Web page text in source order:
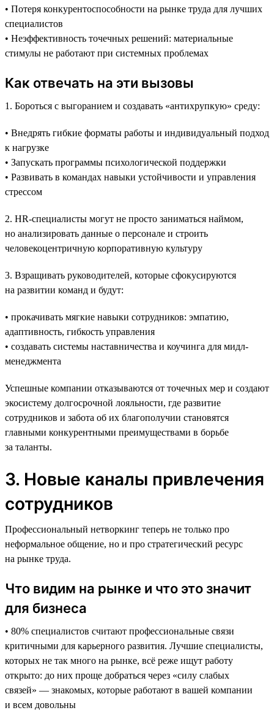
• Потеря конкурентоспособности на рынке труда для лучших
специалистов
• Неэффективность точечных решений: материальные
стимулы не работают при системных проблемах
Как отвечать на эти вызовы
1. Бороться с выгоранием и создавать «антихрупкую» среду:
• Внедрять гибкие форматы работы и индивидуальный подход
к нагрузке
• Запускать программы психологической поддержки
• Развивать в командах навыки устойчивости и управления
стрессом
2. HR-специалисты могут не просто заниматься наймом,
но анализировать данные о персонале и строить
человекоцентричную корпоративную культуру
3. Взращивать руководителей, которые сфокусируются
на развитии команд и будут:
• прокачивать мягкие навыки сотрудников: эмпатию,
адаптивность, гибкость управления
• создавать системы наставничества и коучинга для мидл-
менеджмента
Успешные компании отказываются от точечных мер и создают
экосистему долгосрочной лояльности, где развитие
сотрудников и забота об их благополучии становятся
главными конкурентными преимуществами в борьбе
за таланты.
3. Новые каналы привлечения
сотрудников
Профессиональный нетворкинг теперь не только про
неформальное общение, но и про стратегический ресурс
на рынке труда.
Что видим на рынке и что это значит
для бизнеса
• 80% специалистов считают профессиональные связи
критичными для карьерного развития. Лучшие специалисты,
которых не так много на рынке, всё реже ищут работу
открыто: до них проще добраться через «силу слабых
связей» — знакомых, которые работают в вашей компании
и всем довольны